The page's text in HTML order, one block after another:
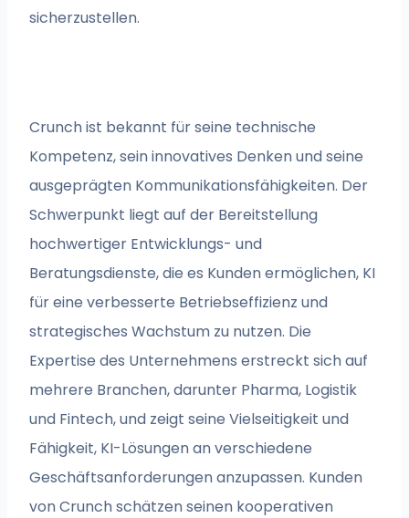
sicherzustellen.
Crunch ist bekannt für seine technische
Kompetenz, sein innovatives Denken und seine
ausgeprägten Kommunikationsfähigkeiten. Der
Schwerpunkt liegt auf der Bereitstellung
hochwertiger Entwicklungs- und
Beratungsdienste, die es Kunden ermöglichen, KI
für eine verbesserte Betriebseffizienz und
strategisches Wachstum zu nutzen. Die
Expertise des Unternehmens erstreckt sich auf
mehrere Branchen, darunter Pharma, Logistik
und Fintech, und zeigt seine Vielseitigkeit und
Fähigkeit, KI-Lösungen an verschiedene
Geschäftsanforderungen anzupassen. Kunden
von Crunch schätzen seinen kooperativen